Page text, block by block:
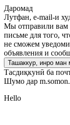
Даромад
Лутфан, e-mail-и
Мы отправили вам
письме для того,
не сможем
объявления и
Ташаккур, инро ман
Тасдиқкунӣ ба
Шумо дар
Hello